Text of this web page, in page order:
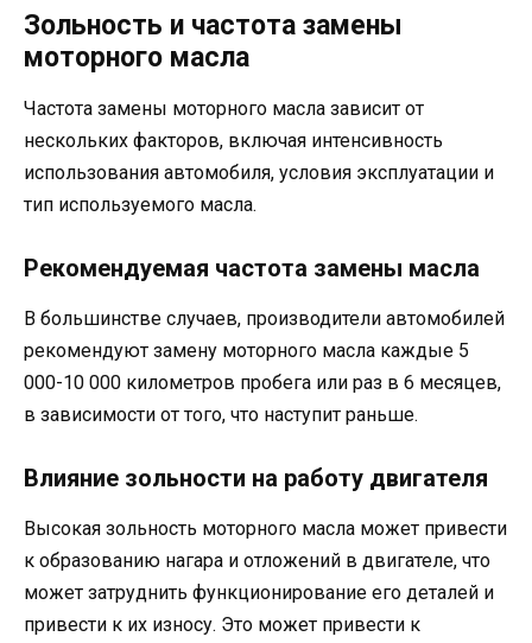
Зольность и частота замены
моторного масла
Частота замены моторного масла зависит от
нескольких факторов, включая интенсивность
использования автомобиля, условия эксплуатации и
тип используемого масла.
Рекомендуемая частота замены масла
В большинстве случаев, производители автомобилей
рекомендуют замену моторного масла каждые 5
000-10 000 километров пробега или раз в 6 месяцев,
в зависимости от того, что наступит раньше.
Влияние зольности на работу двигателя
Высокая зольность моторного масла может привести
к образованию нагара и отложений в двигателе, что
может затруднить функционирование его деталей и
привести к их износу. Это может привести к